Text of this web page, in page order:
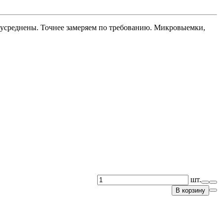
Точнее замеряем по требованию. Микровыемки,
шт.
В корзину